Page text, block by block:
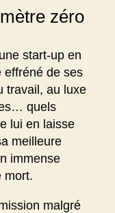
zéro
start-up en
effréné de ses
travail, au luxe
quels
lui en laisse
meilleure
immense
mort.
malgré